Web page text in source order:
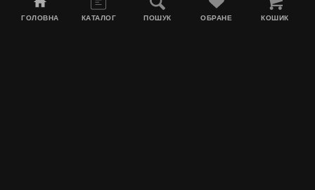
ГОЛОВНА КАТАЛОГ ПОШУК ОБРАНЕ КОШИК